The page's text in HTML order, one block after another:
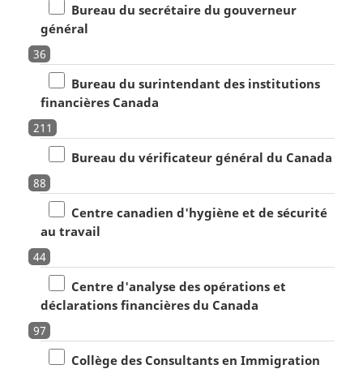
Bureau du secrétaire du gouverneur
général
36
Bureau du surintendant des institutions
financières Canada
211
Bureau du vérificateur général du Canada
88
Centre canadien d'hygiène et de sécurité
au travail
44
Centre d'analyse des opérations et
déclarations financières du Canada
97
Collège des Consultants en Immigration